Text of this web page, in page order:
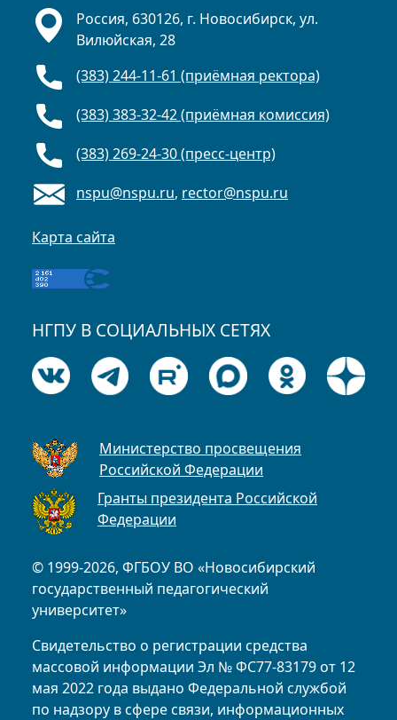
© 1999-2026, ФГБОУ ВО «Новосибирский
государственный педагогический
университет»
Свидетельство о регистрации средства
массовой информации Эл № ФС77-83179 от 12
мая 2022 года выдано Федеральной службой
по надзору в сфере связи, информационных
Россия, 630126, г. Новосибирск, ул.
Вилюйская, 28
(383) 244-11-61 (приёмная ректора)
(383) 383-32-42 (приёмная комиссия)
(383) 269-24-30 (пресс-центр)
nspu@nspu.ru, rector@nspu.ru
Карта сайта
НГПУ В СОЦИАЛЬНЫХ СЕТЯХ
Министерство просвещения
Российской Федерации
Гранты президента Российской
Федерации